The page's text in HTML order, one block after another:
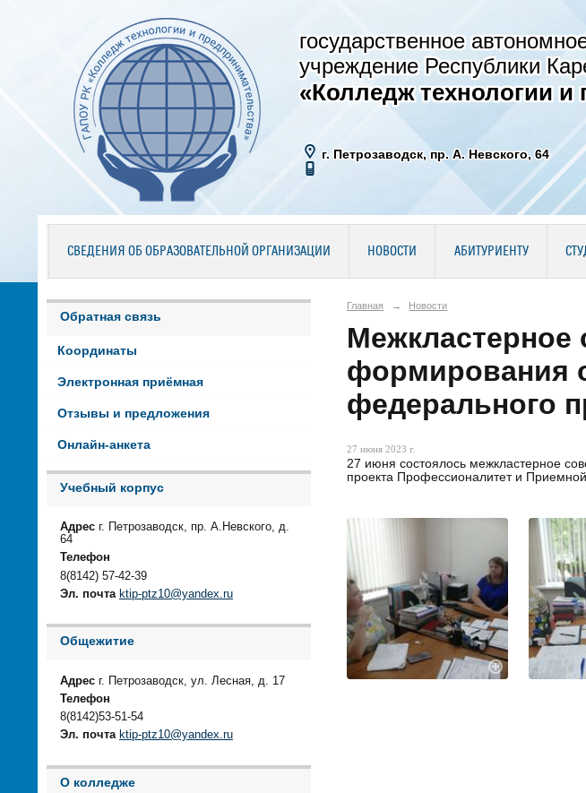
государственное
учреждение Республики
«Колледж технологии и
г. Петрозаводск, пр. А. Невского, 64
СВЕДЕНИЯ ОБ ОБРАЗОВАТЕЛЬНОЙ ОРГАНИЗАЦИИ НОВОСТИ АБИТУРИЕНТУ
Обратная связь
Координаты
Электронная приёмная
Отзывы и предложения
Онлайн-анкета
Учебный корпус
Адрес г. Петрозаводск, пр. А.Невского, д.
64
Телефон
8(8142) 57-42-39
Эл. почта ktip-ptz10@yandex.ru
Общежитие
Адрес г. Петрозаводск, ул. Лесная, д. 17
Телефон
8(8142)53-51-54
Эл. почта ktip-ptz10@yandex.ru
О колледже
Главная → Новости
Межкластерное
формирования
федерального
27 июня 2023 г.
27 июня состоялось межкластерное
проекта Профессионалитет и